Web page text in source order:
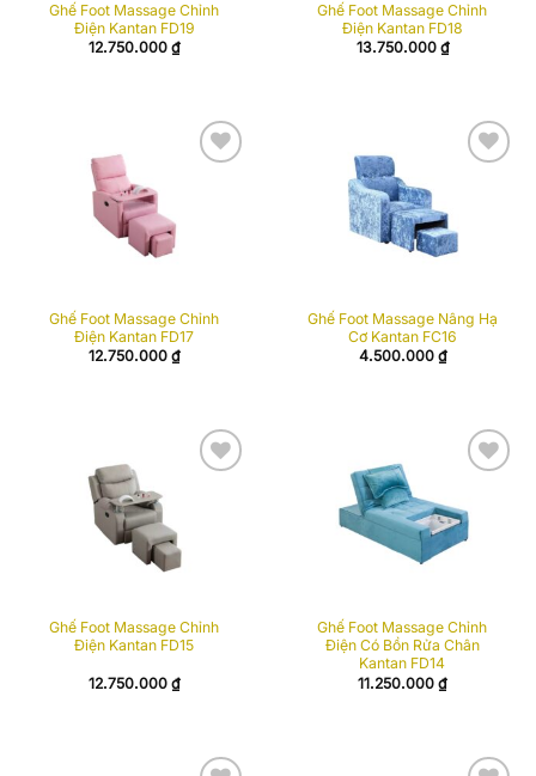
Ghế Foot Massage Chỉnh
Điện Kantan FD19
12.750.000 ₫
Ghế Foot Massage Chỉnh
Điện Kantan FD18
13.750.000 ₫
Ghế Foot Massage Chỉnh
Điện Kantan FD17
12.750.000 ₫
Ghế Foot Massage Nâng Hạ
Cơ Kantan FC16
4.500.000 ₫
Ghế Foot Massage Chỉnh
Điện Kantan FD15
12.750.000 ₫
wishlist
Ghế Foot Massage Chỉnh
Điện Có Bồn Rửa Chân
Kantan FD14
11.250.000 ₫